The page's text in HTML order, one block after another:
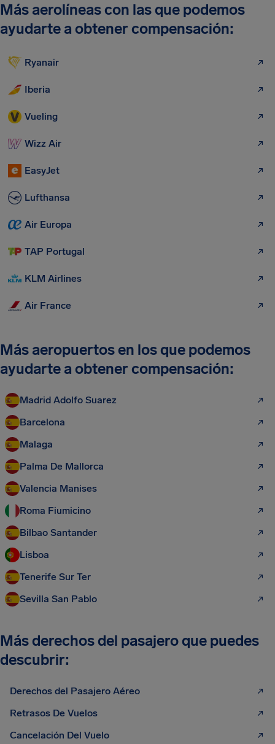
Más aerolíneas con las que podemos
ayudarte a obtener compensación:
Ryanair
Iberia
Vueling
Wizz Air
EasyJet
Lufthansa
Air Europa
TAP Portugal
KLM Airlines
Air France
Más aeropuertos en los que podemos
ayudarte a obtener compensación:
Madrid Adolfo Suarez
Barcelona
Malaga
Palma De Mallorca
Valencia Manises
Roma Fiumicino
Bilbao Santander
Lisboa
Tenerife Sur Ter
Sevilla San Pablo
Más derechos del pasajero que puedes
descubrir:
Derechos del Pasajero Aéreo
Retrasos De Vuelos
Cancelación Del Vuelo